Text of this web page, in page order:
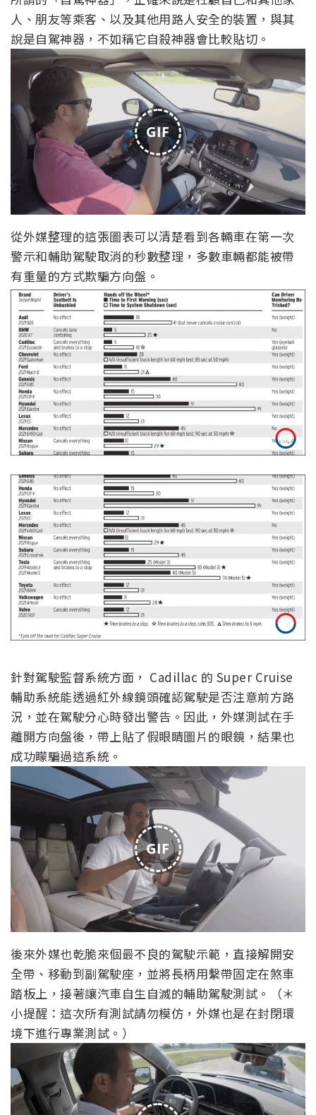
人、朋友等乘客、以及其他用路人安全的裝置，與其
說是自駕神器，不如稱它自殺神器會比較貼切。
GIF
從外媒整理的這張圖表可以清楚看到各輛車在第一次
警示和輔助駕駛取消的秒數整理，多數車輛都能被帶
有重量的方式欺騙方向盤。
針對駕駛監督系統方面， Cadillac 的 Super Cruise
輔助系統能透過紅外線鏡頭確認駕駛是否注意前方路
況，並在駕駛分心時發出警告。因此，外媒測試在手
離開方向盤後，帶上貼了假眼睛圖片的眼鏡，結果也
成功矇騙過這系統。
GIF
後來外媒也乾脆來個最不良的駕駛示範，直接解開安
全帶、移動到副駕駛座，並將長柄用繫帶固定在煞車
踏板上，接著讓汽車自生自滅的輔助駕駛測試。（＊
小提醒：這次所有測試請勿模仿，外媒也是在封閉環
境下進行專業測試。）